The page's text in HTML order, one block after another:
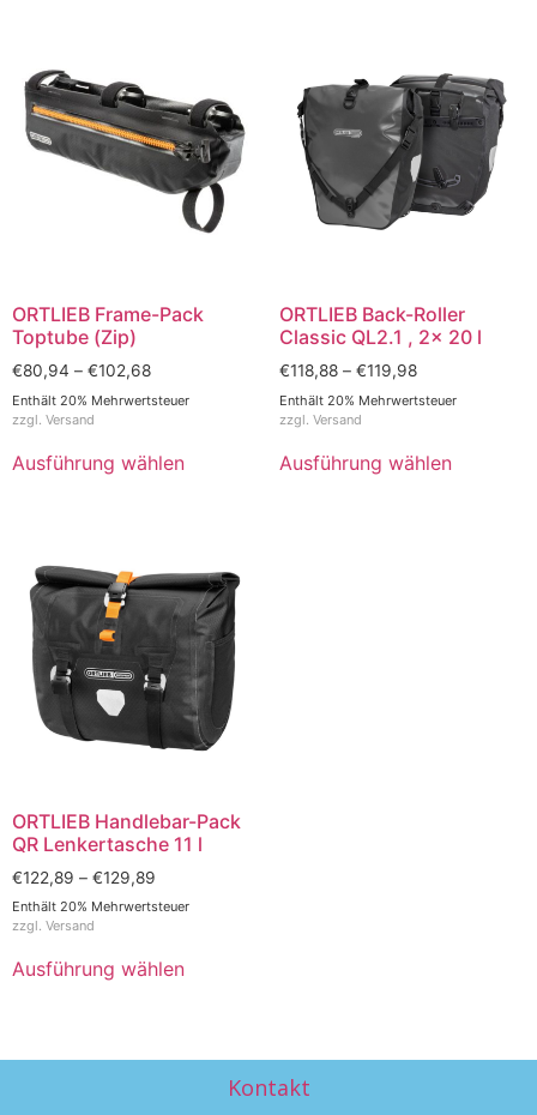
ORTLIEB Frame-Pack
Toptube (Zip)
€80,94 – €102,68
Enthält 20% Mehrwertsteuer
zzgl. Versand
Ausführung wählen
ORTLIEB Back-Roller
Classic QL2.1 , 2x 20 l
€118,88– €119,98
Enthält 20% Mehrwertsteuer
zzgl. Versand
Ausführung wählen
ORTLIEB Handlebar-Pack
QR Lenkertasche 11 l
€122,89 – €129,89
Enthält 20% Mehrwertsteuer
zzgl. Versand
Ausführung wählen
Kontakt